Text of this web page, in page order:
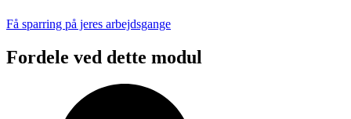
Få sparring på jeres arbejdsgange
Fordele ved dette modul